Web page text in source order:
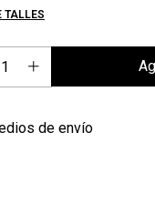
TALLES
de envío